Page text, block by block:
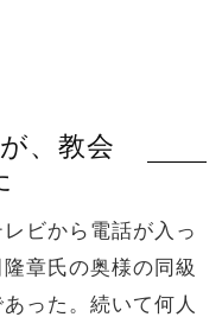
、教会
ビから電話が入っ
章氏の奥様の同級
った。続いて何人